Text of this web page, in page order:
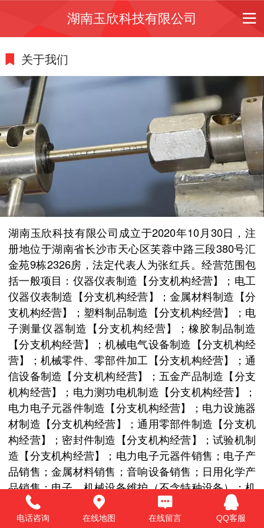
湖南玉欣科技有限公司
关于我们
湖南玉欣科技有限公司成立于2020年10月30日，注
册地位于湖南省长沙市天心区芙蓉中路三段380号汇
金苑9栋2326房，法定代表人为张红兵。经营范围包
括一般项目：仪器仪表制造【分支机构经营】；电工
仪器仪表制造【分支机构经营】；金属材料制造【分
支机构经营】；塑料制品制造【分支机构经营】；电
子测量仪器制造【分支机构经营】；橡胶制品制造
【分支机构经营】；机械电气设备制造【分支机构经
营】；机械零件、零部件加工【分支机构经营】；通
信设备制造【分支机构经营】；五金产品制造【分支
机构经营】；电力测功电机制造【分支机构经营】；
电力电子元器件制造【分支机构经营】；电力设施器
材制造【分支机构经营】；通用零部件制造【分支机
构经营】；密封件制造【分支机构经营】；试验机制
造【分支机构经营】；电力电子元器件销售；电子产
品销售；金属材料销售；音响设备销售；日用化学产
品销售；电子、机械设备维护（不含特种设备）；机
械设备租赁；仪器仪表销售；仪器仪表修理；劳动保
护用品销售；计算机软硬件及辅助设备零售；电子元
电话咨询 在线地图 在线留言 QQ客服